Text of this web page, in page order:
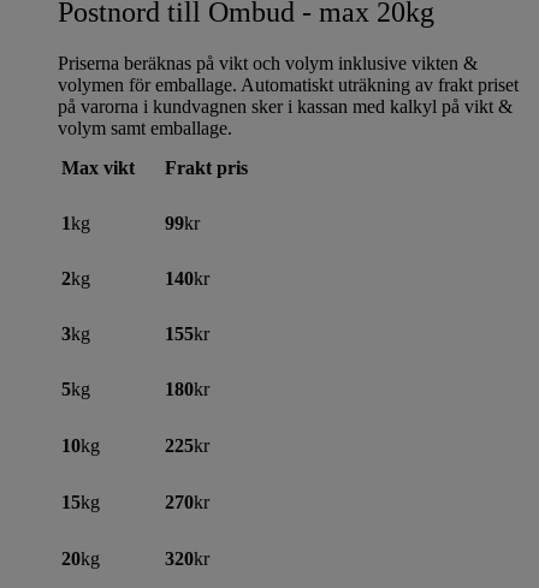
Postnord till Ombud - max 20kg
Priserna beräknas på vikt och volym inklusive vikten &
volymen för emballage. Automatiskt uträkning av frakt priset
på varorna i kundvagnen sker i kassan med kalkyl på vikt &
volym samt emballage.
Max vikt
Frakt pris
1kg 99kr
2kg 140kr
3kg 155kr
5kg 180kr
10kg 225kr
15kg 270kr
20kg 320kr